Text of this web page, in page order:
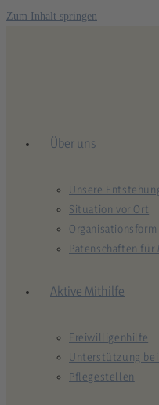
Zum Inhalt springen
Über uns
Unsere
Situation vor Ort
Patenschaften für
Aktive Mithilfe
Freiwilligenhilfe
Unterstützung bei
Pflegestellen